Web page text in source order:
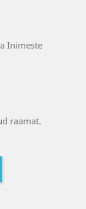
Inimeste
raamat.